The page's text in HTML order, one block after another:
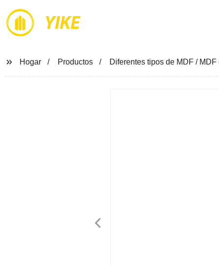
YIKE
Hogar Productos Diferentes tipos de MDF /